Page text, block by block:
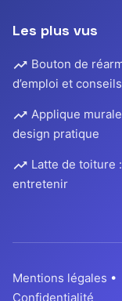
Les plus vus
Bouton de
d’emploi et conseils
Applique
design pratique
Latte de toiture
entretenir
Mentions légales •
Confidentialité